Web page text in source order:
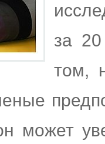
за
том,
может